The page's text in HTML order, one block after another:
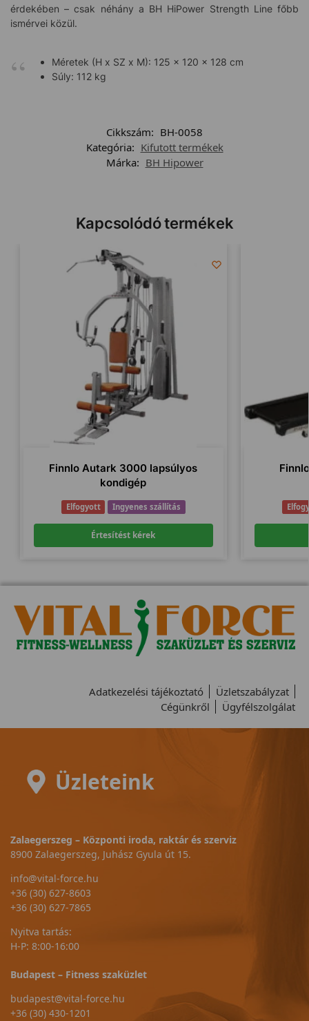
érdekében – csak néhány a BH HiPower Strength Line főbb
ismérvei közül.
Méretek (H x SZ x M): 125 x 120 x 128 cm
Súly: 112 kg
Cikkszám: BH-0058
Kategória: Kifutott termékek
Márka: BH Hipower
Kapcsolódó termékek
Finnlo Autark 3000 lapsúlyos
kondigép
Elfogyott Ingyenes szállítás
Értesítést kérek
Adatkezelési tájékoztató
Üzletszabályzat
Cégünkről
Ügyfélszolgálat
Üzleteink
Zalaegerszeg – Központi iroda, raktár és szerviz
8900 Zalaegerszeg, Juhász Gyula út 15.
info@vital-force.hu
+36 (30) 627-8603
+36 (30) 627-7865
Nyitva tartás:
H-P: 8:00-16:00
Budapest – Fitness szaküzlet
budapest@vital-force.hu
+36 (30) 430-1201